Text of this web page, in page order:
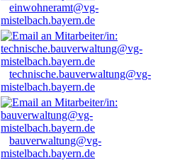
einwohneramt@vg-
mistelbach.bayern.de
technische.bauverwaltung@vg-
mistelbach.bayern.de
bauverwaltung@vg-
mistelbach.bayern.de